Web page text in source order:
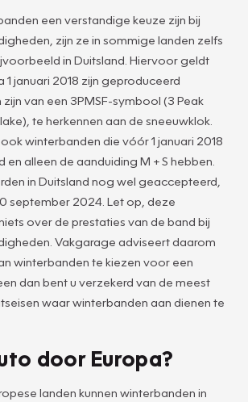
een verstandige keuze zijn bij
zijn ze in sommige landen zelfs
in Duitsland. Hiervoor geldt
1 januari 2018 zijn geproduceerd
van een 3PMSF-symbool (3 Peak
te herkennen aan de sneeuwklok.
winterbanden die vóór 1 januari 2018
en alleen de aanduiding M + S hebben.
in Duitsland nog wel geaccepteerd,
september 2024. Let op, deze
over de prestaties van de band bij
Vakgarage adviseert daarom
winterbanden te kiezen voor een
dan bent u verzekerd van de meest
waar winterbanden aan dienen te
door Europa?
landen kunnen winterbanden in